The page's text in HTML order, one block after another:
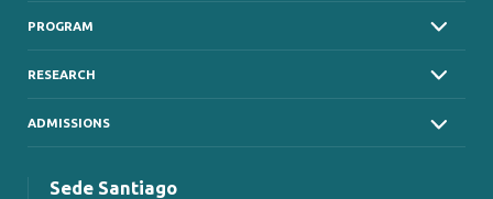
PROGRAM
RESEARCH
ADMISSIONS
Sede Santiago